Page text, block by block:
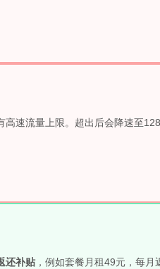
速流量上限。超出后会降速至
还补贴 ，例如套餐月租49元，每